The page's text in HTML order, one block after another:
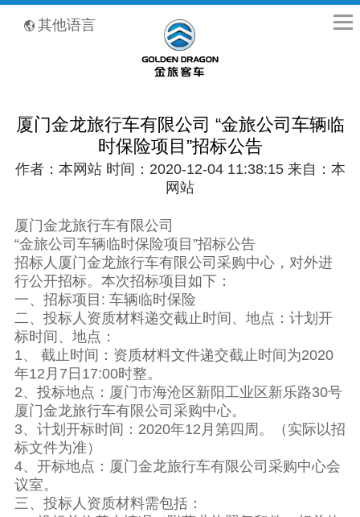
其他语言
厦门金龙旅行车有限公司 “金旅公司车辆临
时保险项目”招标公告
作者：本网站 时间：2020-12-04 11:38:15 来自：本
网站
厦门金龙旅行车有限公司
“金旅公司车辆临时保险项目”招标公告
招标人厦门金龙旅行车有限公司采购中心，对外进
行公开招标。本次招标项目如下：
一、招标项目: 车辆临时保险
二、投标人资质材料递交截止时间、地点：计划开
标时间、地点：
1、 截止时间：资质材料文件递交截止时间为2020
年12月7日17:00时整。
2、投标地点：厦门市海沧区新阳工业区新乐路30号
厦门金龙旅行车有限公司采购中心。
3、计划开标时间：2020年12月第四周。（实际以招
标文件为准）
4、开标地点：厦门金龙旅行车有限公司采购中心会
议室。
三、投标人资质材料需包括：